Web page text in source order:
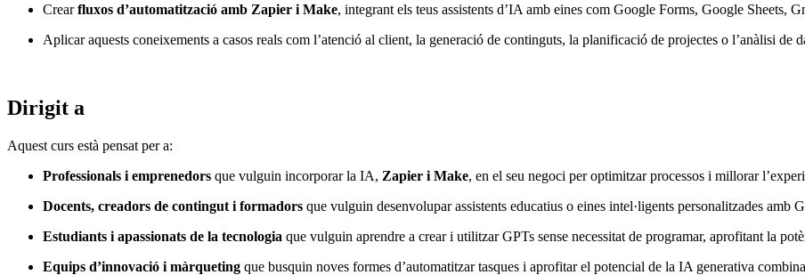
Crearfluxos d’automatització amb Zapier i Make, integrant els teus assistents d’IA amb eines com Google Forms, Google Sheets,
Aplicar aquests coneixements a casos reals com l’atenció al client, la generació de continguts, la planificació de projectes o l’anàlisi de
Dirigit a
Aquest curs està pensat per a:
Professionals i emprenedors que vulguin incorporar la IA, Zapier i Make, en el seu negoci per optimitzar processos i millorar
Docents, creadors de contingut i formadors que vulguin desenvolupar assistents educatius o eines intel·ligents personalitzades amb
Estudiants i apassionats de la tecnologia que vulguin aprendre a crear i utilitzar GPTs sense necessitat de programar, aprofitant la
Equips d’innovació i màrqueting que busquin noves formes d’automatitzar tasques i aprofitar el potencial de la IA generativa